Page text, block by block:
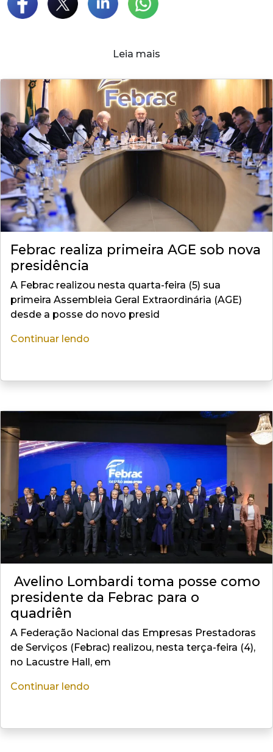
Leia mais
Febrac realiza primeira AGE sob nova
presidência
A Febrac realizou nesta quarta-feira (5) sua
primeira Assembleia Geral Extraordinária (AGE)
desde a posse do novo presid
Continuar lendo
Avelino Lombardi toma posse como
presidente da Febrac para o
quadriên
A Federação Nacional das Empresas Prestadoras
de Serviços (Febrac) realizou, nesta terça-feira (4),
no Lacustre Hall, em
Continuar lendo